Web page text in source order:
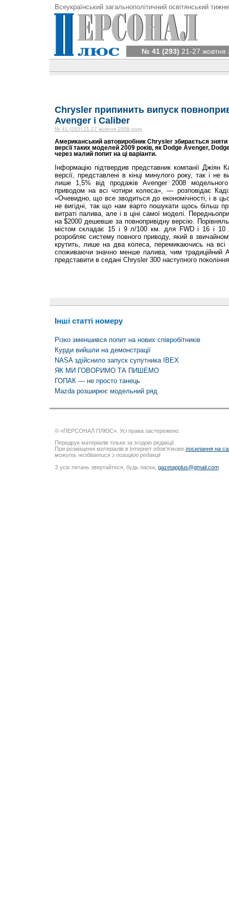
Всеукраїнський загальнополітичний освітянський
№ 41 (293) 21-27 жовтня
Chrysler припинить випуск
Avenger і Caliber
№ 41 (293) 21-27 жовтня 2008 року
Американський автовиробник Chrysler збирається зняти
версії таких моделей 2009 років, як Dodge Avenger,
через малий попит на ці варіанти.
Інформацію під­твердив представник компанії Джіян
версії, представлені в кінці минулого року, так і не
лише 1,5% від продажів Avenger 2008
приводом на всі чотири колеса», — розповідає
«Очевидно, що все зводиться до економічності, і в
не вигідні, так що нам варто пошукати щось більш
витраті палива, але і в ціні самої моделі.
на $2000 дешевше за повнопривідну версію.
містом складає 15 і 9 л/100 км. для FWD і 16 і
розробляє систему повного приводу, який в
крутить, лише на два колеса, перемикаючись на всі
споживаючи значно менше палива, чим традиційний
представити в седані Chrysler 300 наступного
Інші статті номеру
Різко зменшився попит на нових співробітників
Курди вийшли на демонстрації
NASA здійснило запуск супутника IBEX
ЯК МИ ГОВОРИМО ТА ПИШЕМО
ГОПАК — не просто танець
Mazda розширює модельний ряд
© «ПЕРСОНАЛ ПЛЮС». Усі права застережено.
Передрук матеріалів тільки за згодою редакції.
При розміщенні матеріалів в Інтернет обов’язкове посилання на
можуть незбігатися з позицією редакції
З усіх питань звертайтеся, будь ласка, gazetapplus@gmail.com